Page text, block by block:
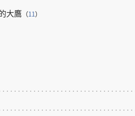
大鷹 （11）